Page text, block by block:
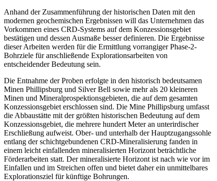
Anhand der Zusammenführung der historischen Daten mit den
modernen geochemischen Ergebnissen will das Unternehmen das
Vorkommen eines CRD-Systems auf dem Konzessionsgebiet
bestätigen und dessen Ausmaße besser definieren. Die Ergebnisse
dieser Arbeiten werden für die Ermittlung vorrangiger Phase-2-
Bohrziele für anschließende Explorationsarbeiten von
entscheidender Bedeutung sein.
Die Entnahme der Proben erfolgte in den historisch bedeutsamen
Minen Phillipsburg und Silver Bell sowie mehr als 20 kleineren
Minen und Mineralprospektionsgebieten, die auf dem gesamten
Konzessionsgebiet erschlossen sind. Die Mine Phillipsburg umfasst
die Abbaustätte mit der größten historischen Bedeutung auf dem
Konzessionsgebiet, die mehrere hundert Meter an unterirdischer
Erschließung aufweist. Ober- und unterhalb der Hauptzugangssohle
entlang der schichtgebundenen CRD-Mineralisierung fanden in
einem leicht einfallenden mineralisierten Horizont beträchtliche
Förderarbeiten statt. Der mineralisierte Horizont ist nach wie vor im
Einfallen und im Streichen offen und bietet daher ein unmittelbares
Explorationsziel für künftige Bohrungen.